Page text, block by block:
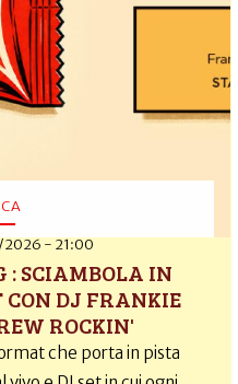
- 21:00
: SCIAMBOLA IN
CON DJ FRANKIE
ROCKIN'
che porta in pista